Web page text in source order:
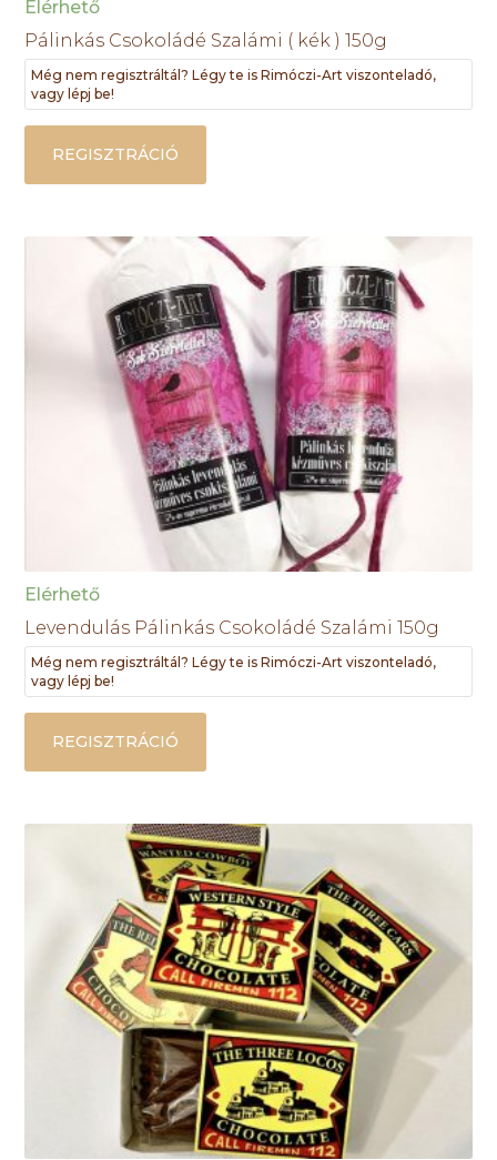
Elérhető
Pálinkás Csokoládé Szalámi ( kék ) 150g
Még nem regisztráltál? Légy te is Rimóczi-Art viszonteladó,
vagy lépj be!
REGISZTRÁCIÓ
Elérhető
Levendulás Pálinkás Csokoládé Szalámi 150g
Még nem regisztráltál? Légy te is Rimóczi-Art viszonteladó,
vagy lépj be!
REGISZTRÁCIÓ